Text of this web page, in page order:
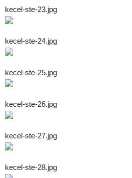
kecel-ste-23.jpg
kecel-ste-24.jpg
kecel-ste-25.jpg
kecel-ste-26.jpg
kecel-ste-27.jpg
kecel-ste-28.jpg